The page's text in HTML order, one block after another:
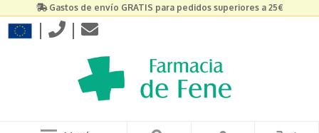
Gastos de envío GRATIS para pedidos superiores a 25€
| |